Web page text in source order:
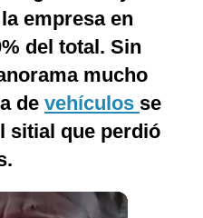
empresa en
del total. Sin
mucho
de vehículos se
sitial que perdió